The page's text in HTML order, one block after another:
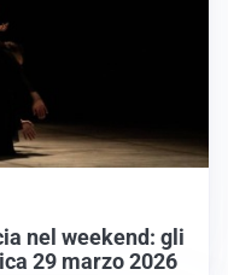
nel weekend: gli
29 marzo 2026